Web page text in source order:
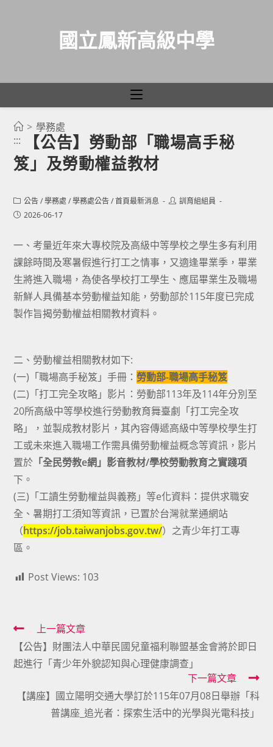
國立鳳新高級中學
> 學務處
:::
【公告】勞動部「職場高手秘
笈」及勞動權益教材
Post
category:
公告 / 學務處 / 學務處公告 / 首頁最新消息
Post訓育組組員
Post2026-06-17
一、考量近年來大專校院及高級中等學校之學生多有利用
課餘時間及寒暑假進行打工之情事，又適逢畢業季，畢業
生將進入職場，為使各學校打工學生、應屆畢業生及職場
新鮮人具備基本勞動權益知能，勞動部於115年度已完成
製作旨揭勞動權益相關教材資料。
二、勞動權益相關教材如下:
(一)「職場高手秘笈」手冊：勞動部-職場高手秘笈
(二)「打工完全攻略」影片：勞動部113年及114年分別至
20所高級中等學校進行勞動教育舞臺劇「打工完全攻
略」，並製成教材影片，其內容傳遞高級中等學校學生打
工或未來進入職場工作需具備勞動權益概念等資訊，影片
置於 「全民勞教e網」影音教材/學校勞動教育之實踐項
下。
(三)「工讀生勞動權益與義務」等e化資料：提供求職安
全、暑期打工須知等資訊，已置於台灣就業通網站
（https://job.taiwanjobs.gov.tw/）之青少年打工專
區。
Post Views: 103
Read
more
articles
上一篇文章
【公告】財團法人中華民國兒童福利聯盟基金會將於即日
起進行「青少年外貌認知與心理健康調查」
下一篇文章
【講座】國立陽明交通大學訂於115年07月08日舉辦「科
普講座_追光者：探索生活中的光學與光電科技」